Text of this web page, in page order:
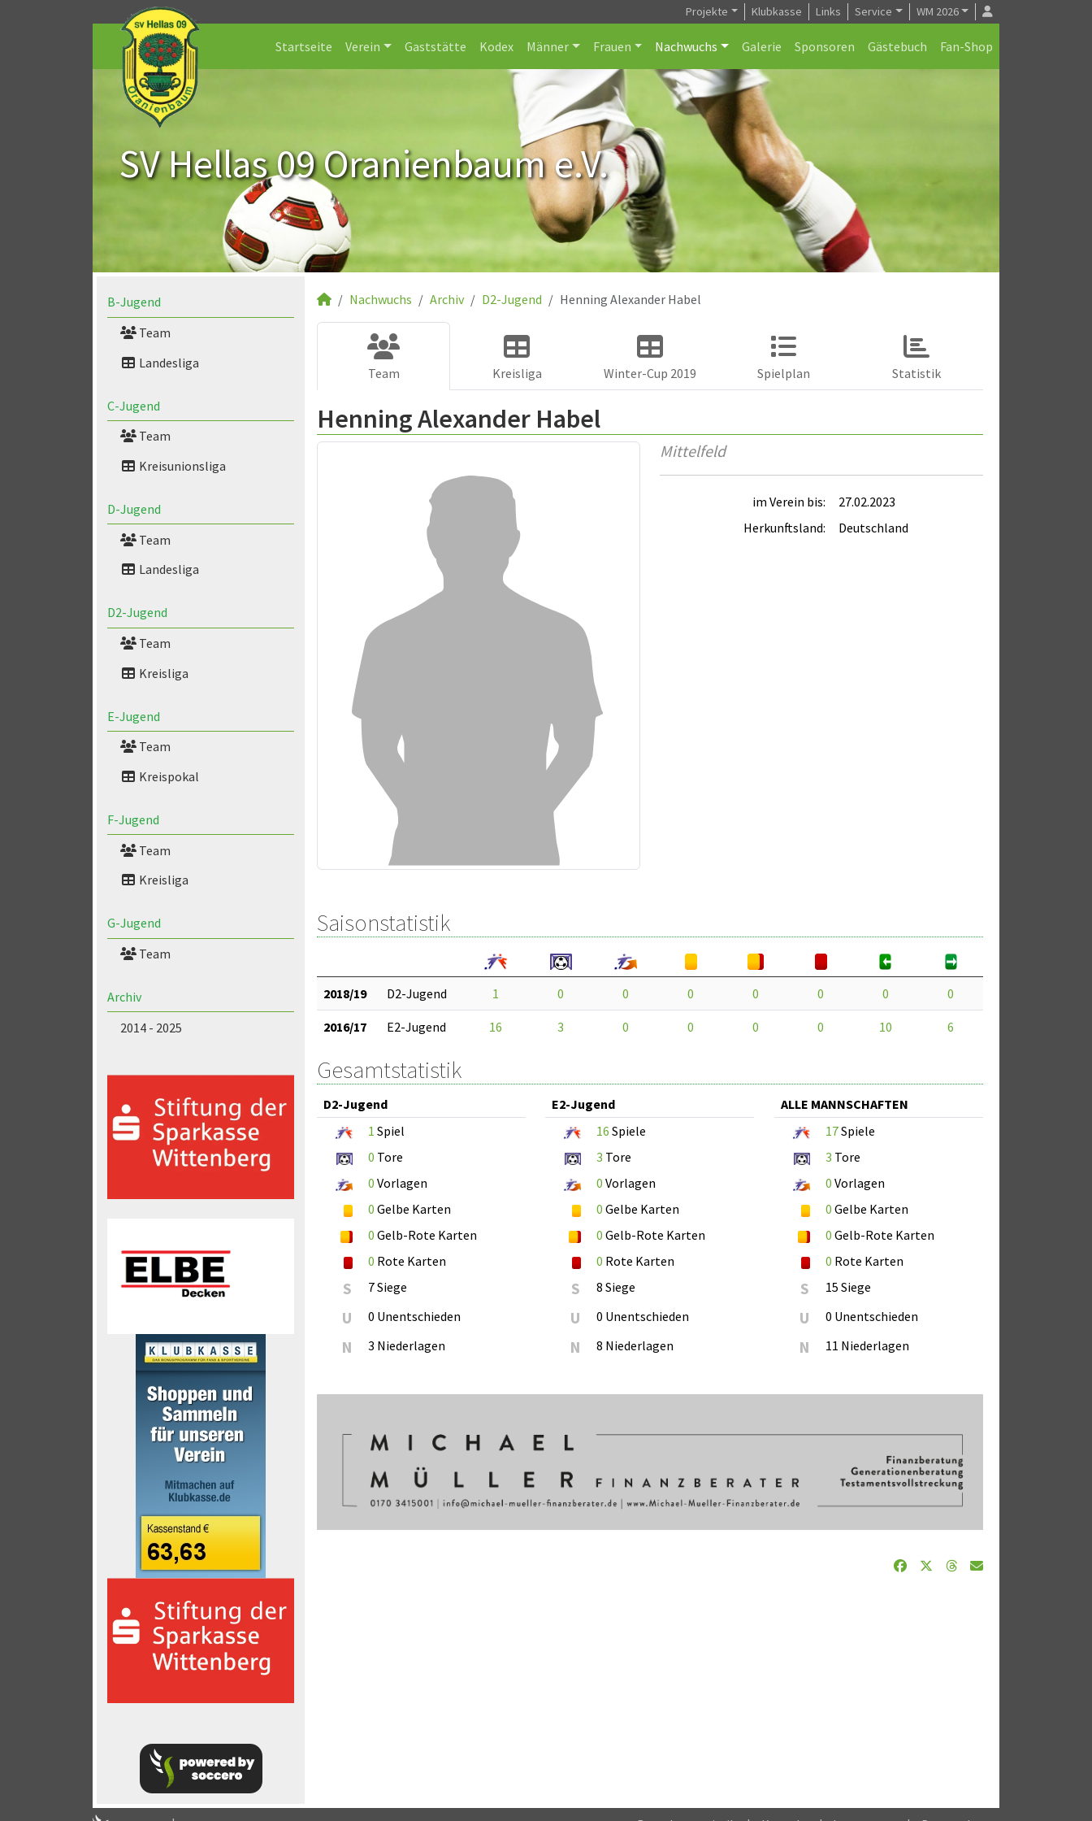
Projekte Klubkasse Links Service WM 2026
Startseite Verein Gaststätte Kodex Männer Frauen Nachwuchs Galerie Sponsoren Gästebuch Fan-Shop
SV Hellas 09 Oranienbaum e.V.
B-Jugend
Team
Landesliga
C-Jugend
Team
Kreisunionsliga
D-Jugend
Team
Landesliga
D2-Jugend
Team
Kreisliga
E-Jugend
Team
Kreispokal
F-Jugend
Team
Kreisliga
G-Jugend
Team
Archiv
2014 - 2025
Nachwuchs Archiv D2-Jugend Henning Alexander Habel
Team Kreisliga Winter-Cup 2019 Spielplan Statistik
Henning Alexander Habel
Mittelfeld
im Verein bis:
27.02.2023
Herkunftsland:
Deutschland
Saisonstatistik
2018/19 D2-Jugend 1 0 0 0 0 0 0 0
2016/17 E2-Jugend 16 3 0 0 0 0 10 6
Gesamtstatistik
D2-Jugend
1 Spiel
0 Tore
0 Vorlagen
0 Gelbe Karten
0 Gelb-Rote Karten
0 Rote Karten
S 7 Siege
U 0 Unentschieden
N 3 Niederlagen
E2-Jugend
16 Spiele
3 Tore
0 Vorlagen
0 Gelbe Karten
0 Gelb-Rote Karten
0 Rote Karten
S 8 Siege
U 0 Unentschieden
N 8 Niederlagen
ALLE MANNSCHAFTEN
17Spiele
3 Tore
0 Vorlagen
0 Gelbe Karten
0 Gelb-Rote Karten
0 Rote Karten
S 15 Siege
U 0 Unentschieden
N 11 Niederlagen